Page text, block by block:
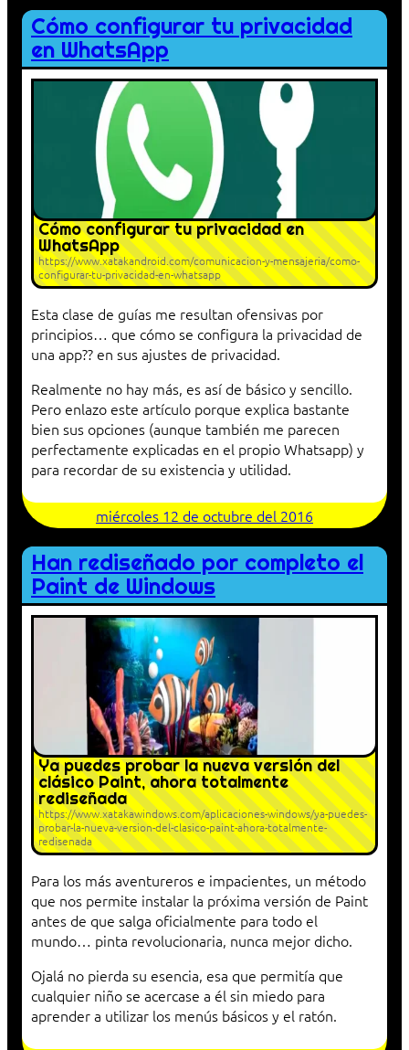
Cómo configurar tu privacidad
en WhatsApp
Cómo configurar tu privacidad en
WhatsApp
https://www.xatakandroid.com/comunicacion-y-mensajeria/como-
configurar-tu-privacidad-en-whatsapp
Esta clase de guías me resultan ofensivas por
principios… que cómo se configura la privacidad de
una app?? en sus ajustes de privacidad.
Realmente no hay más, es así de básico y sencillo.
Pero enlazo este artículo porque explica bastante
bien sus opciones (aunque también me parecen
perfectamente explicadas en el propio Whatsapp) y
para recordar de su existencia y utilidad.
miércoles 12 de octubre del 2016
Han rediseñado por completo el
Paint de Windows
Ya puedes probar la nueva versión del
clásico Paint, ahora totalmente
rediseñada
https://www.xatakawindows.com/aplicaciones-windows/ya-puedes-
probar-la-nueva-version-del-clasico-paint-ahora-totalmente-
redisenada
Para los más aventureros e impacientes, un método
que nos permite instalar la próxima versión de Paint
antes de que salga oficialmente para todo el
mundo… pinta revolucionaria, nunca mejor dicho.
Ojalá no pierda su esencia, esa que permitía que
cualquier niño se acercase a él sin miedo para
aprender a utilizar los menús básicos y el ratón.